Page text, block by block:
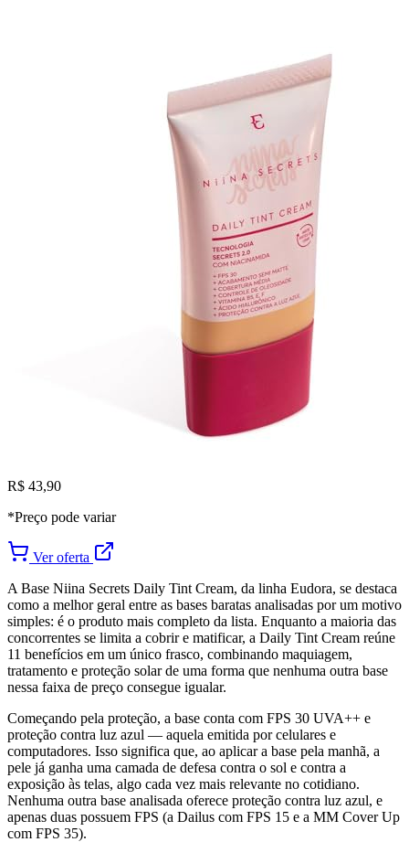
R$ 43,90
*Preço pode variar
Ver oferta
A Base Niina Secrets Daily Tint Cream, da linha Eudora, se destaca
como a melhor geral entre as bases baratas analisadas por um motivo
simples: é o produto mais completo da lista. Enquanto a maioria das
concorrentes se limita a cobrir e matificar, a Daily Tint Cream reúne
11 benefícios em um único frasco, combinando maquiagem,
tratamento e proteção solar de uma forma que nenhuma outra base
nessa faixa de preço consegue igualar.
Começando pela proteção, a base conta com FPS 30 UVA++ e
proteção contra luz azul — aquela emitida por celulares e
computadores. Isso significa que, ao aplicar a base pela manhã, a
pele já ganha uma camada de defesa contra o sol e contra a
exposição às telas, algo cada vez mais relevante no cotidiano.
Nenhuma outra base analisada oferece proteção contra luz azul, e
apenas duas possuem FPS (a Dailus com FPS 15 e a MM Cover Up
com FPS 35).